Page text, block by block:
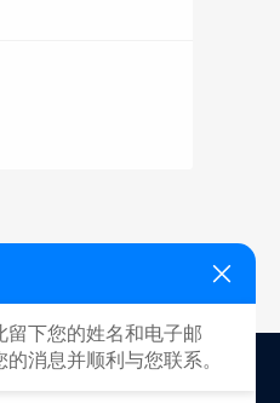
留下您的姓名和电子邮
消息并顺利与您联系。